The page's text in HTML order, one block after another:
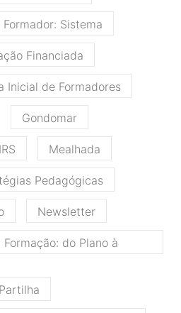
Formador: Sistema
Financiada
Inicial de Formadores
Gondomar
IRS Mealhada
Pedagógicas
Newsletter
do Plano à
Partilha